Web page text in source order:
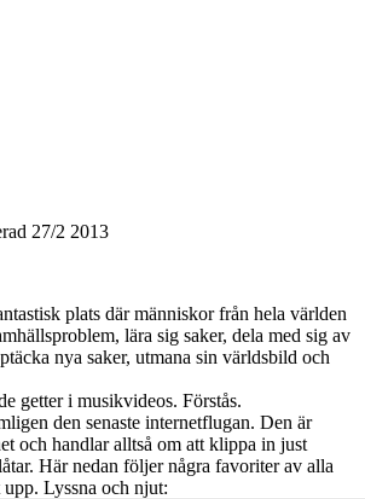
27/2 2013
plats där människor från hela världen
lära sig saker, dela med sig av
nya saker, utmana sin världsbild och
getter i musikvideos. Förstås.
den senaste internetflugan. Den är
och handlar alltså om att klippa in just
Här nedan följer några favoriter av alla
Lyssna och njut: